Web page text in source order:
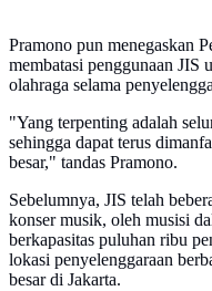
Pramono pun menegaskan
membatasi penggunaan JIS
olahraga selama
"Yang terpenting adalah
sehingga dapat terus
besar," tandas Pramono.
Sebelumnya, JIS telah
konser musik, oleh musisi
berkapasitas puluhan ribu
lokasi penyelenggaraan
besar di Jakarta.